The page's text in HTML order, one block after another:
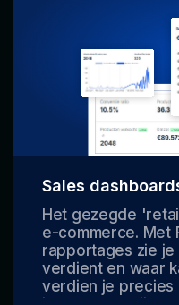
Sales
Het gezegde
e-commerce. Met
rapportages zie
verdient en waar
verdien je precies